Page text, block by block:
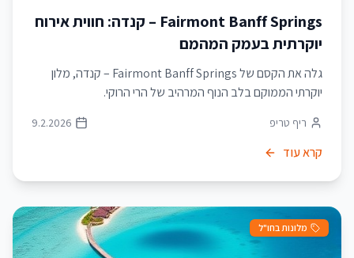
Fairmont Banff Springs – קנדה: חווית אירוח
יוקרתית בעמק המהמם
גלה את הקסם של Fairmont Banff Springs – קנדה, מלון
יוקרתי הממוקם בלב הנוף המרהיב של הרי הרוקי.
ריף טריפ 9.2.2026
קרא עוד
מלונות בחו"ל